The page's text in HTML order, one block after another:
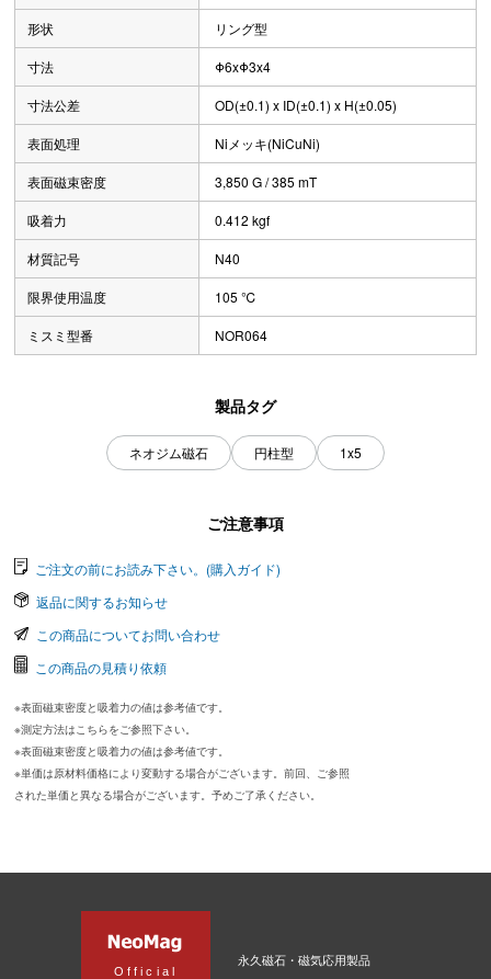
形状 リング型
寸法 Φ6xΦ3x4
寸法公差 OD(±0.1) x ID(±0.1) x H(±0.05)
表面処理 Niメッキ(NiCuNi)
表面磁束密度 3,850 G / 385 mT
吸着力 0.412 kgf
材質記号 N40
限界使用温度 105 ℃
ミスミ型番 NOR064
製品タグ
ネオジム磁石 円柱型 1x5
ご注意事項
ご注文の前にお読み下さい。(購入ガイド)
返品に関するお知らせ
この商品についてお問い合わせ
この商品の見積り依頼
※表面磁束密度と吸着力の値は参考値です。
※測定方法はこちらをご参照下さい。
※表面磁束密度と吸着力の値は参考値です。
※単価は原材料価格により変動する場合がございます。前回、ご参照
された単価と異なる場合がございます。予めご了承ください。
Official
永久磁石・磁気応用製品